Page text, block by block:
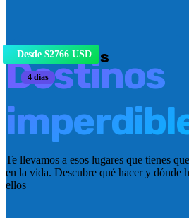
Desde $2766 USD
Marruecos
4 días
Destinos
Te llevamos a esos lugares que tienes
en la vida. Descubre qué hacer y dónde
ellos